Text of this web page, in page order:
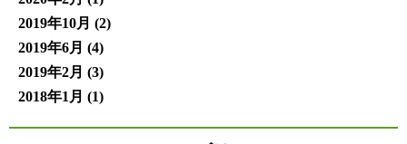
2019年10月 (2)
2019年6月 (4)
2019年2月 (3)
2018年1月 (1)